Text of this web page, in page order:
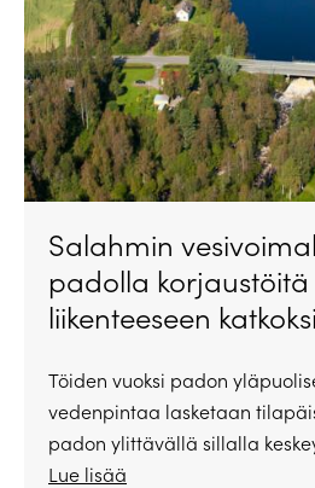
Salahmin
padolla korjaustöitä
liikenteeseen
Töiden vuoksi padon
vedenpintaa lasketaan
padon ylittävällä sillalla
Lue lisää